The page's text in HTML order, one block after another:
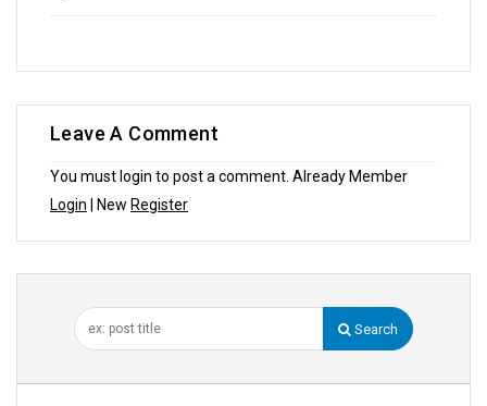
Leave A Comment
You must login to post a comment. Already Member
Login | New Register
Search